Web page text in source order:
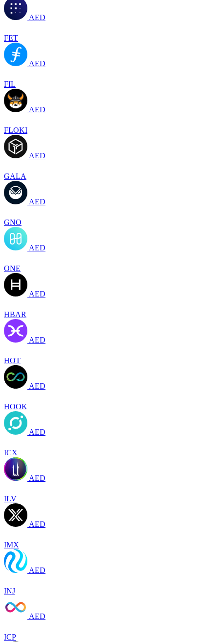
AED
FET
AED
FIL
AED
FLOKI
AED
GALA
AED
GNO
AED
ONE
AED
HBAR
AED
HOT
AED
HOOK
AED
ICX
AED
ILV
AED
IMX
AED
INJ
AED
ICP